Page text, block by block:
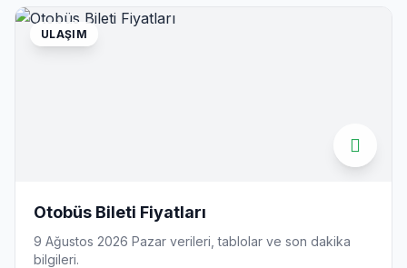
ULAŞIM
Otobüs Bileti Fiyatları
9 Ağustos 2026 Pazar verileri, tablolar ve son dakika
bilgileri.